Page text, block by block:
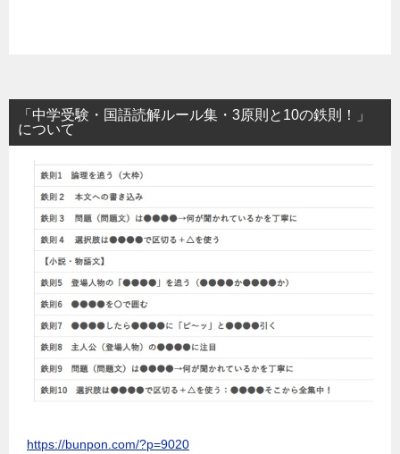
「中学受験・国語読解ルール集・3原則と10の鉄則！」
について
https://bunpon.com/?p=9020